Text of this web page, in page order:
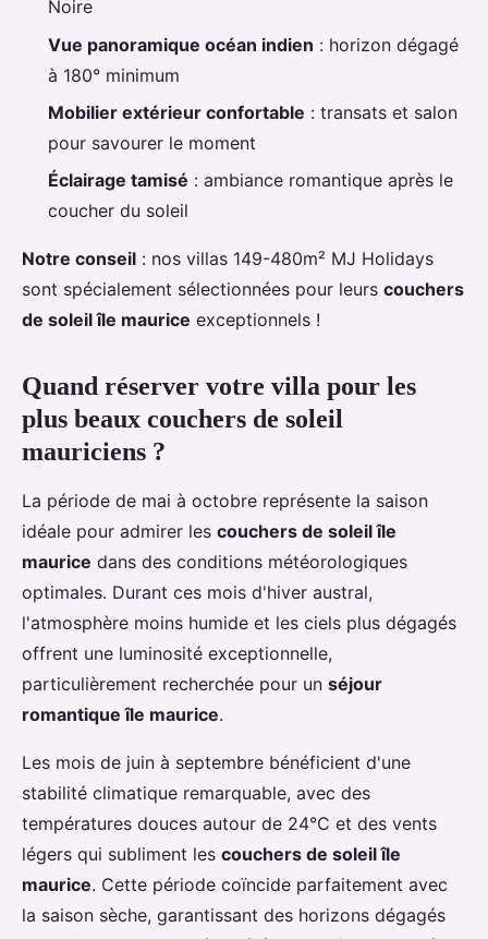
Noire
Vue panoramique océan indien : horizon dégagé
à 180° minimum
Mobilier extérieur confortable : transats et salon
pour savourer le moment
Éclairage tamisé : ambiance romantique après le
coucher du soleil
Notre conseil : nos villas 149-480m² MJ Holidays
sont spécialement sélectionnées pour leurs couchers
de soleil île maurice exceptionnels !
Quand réserver votre villa pour les
plus beaux couchers de soleil
mauriciens ?
La période de mai à octobre représente la saison
idéale pour admirer les couchers de soleil île
maurice dans des conditions météorologiques
optimales. Durant ces mois d'hiver austral,
l'atmosphère moins humide et les ciels plus dégagés
offrent une luminosité exceptionnelle,
particulièrement recherchée pour un séjour
romantique île maurice.
Les mois de juin à septembre bénéficient d'une
stabilité climatique remarquable, avec des
températures douces autour de 24°C et des vents
légers qui subliment les couchers de soleil île
maurice. Cette période coïncide parfaitement avec
la saison sèche, garantissant des horizons dégagés